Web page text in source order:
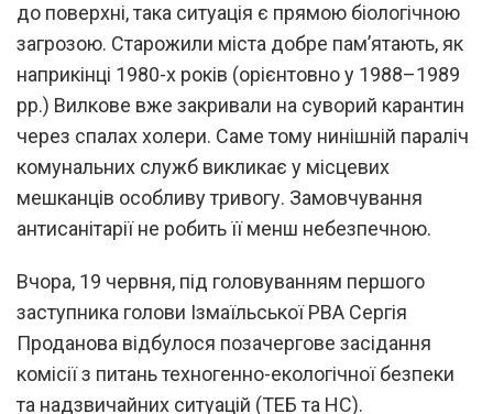
до поверхні, така ситуація є прямою біологічною
загрозою. Старожили міста добре пам’ятають, як
наприкінці 1980-х років (орієнтовно у 1988–1989
рр.) Вилкове вже закривали на суворий карантин
через спалах холери. Саме тому нинішній параліч
комунальних служб викликає у місцевих
мешканців особливу тривогу. Замовчування
антисанітарії не робить її менш небезпечною.
Вчора, 19 червня, під головуванням першого
заступника голови Ізмаїльської РВА Сергія
Проданова відбулося позачергове засідання
комісії з питань техногенно-екологічної безпеки
та надзвичайних ситуацій (ТЕБ та НС).